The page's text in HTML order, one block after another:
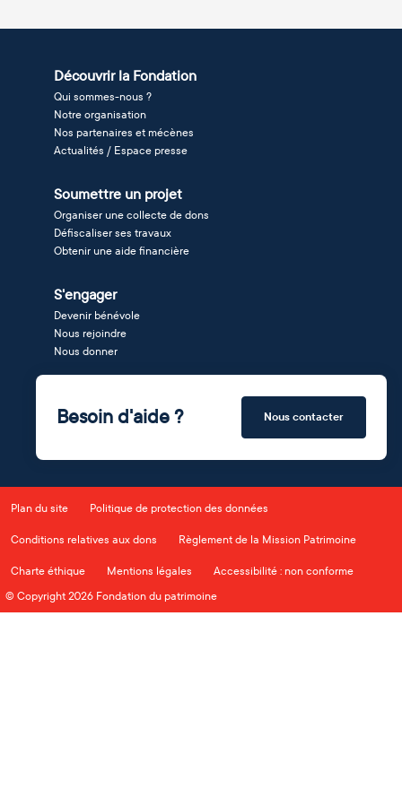
Découvrir la Fondation
Qui sommes-nous ?
Notre organisation
Nos partenaires et mécènes
Actualités / Espace presse
Soumettre un projet
Organiser une collecte de dons
Défiscaliser ses travaux
Obtenir une aide financière
S'engager
Devenir bénévole
Nous rejoindre
Nous donner
Besoin d'aide ? Nous contacter
Plan du site Politique de protection des données
Conditions relatives aux dons Règlement de la Mission Patrimoine
Charte éthique Mentions légales
Accessibilité : non conforme
© Copyright 2026 Fondation du patrimoine